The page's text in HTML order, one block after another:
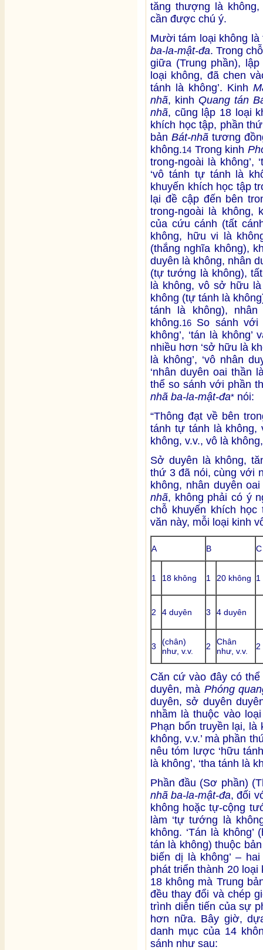
tăng thượng là không,
cần được chú ý.
Mười tám loại không
ba-la-mật-đa. Trong
giữa (Trung phần),
loại không, đã chen
tánh là không’. Kinh
nhã, kinh Quang tán
nhã, cũng lập 18 loại
khích học tập, phần
bảnBát-nhã tương
không.14 Trong kinh
trong-ngoài là không’,
‘vô tánh tự tánh là
khuyến khích học tập
lại đề cập đến bên
trong-ngoài là không,
của cứu cánh (tất
không, hữu vi là
(thắng nghĩa không),
duyên là không, nhân
(tự tướng là không),
là không, vô sở hữu
không (tự tánh là
tánh là không),
không.16 So sánh với
không’, ‘tán là
nhiều hơn ‘sở hữu là
là không’, ‘vô nhân
‘nhân duyên oai thần
thể so sánh với phần
nhã ba-la-mật-đa* nói:
“Thông đạt về bên
tánh tự tánh là không,
không, v.v., vô là không,
Sở duyên là không,
thứ 3 đã nói, cùng với
không, nhân duyên
nhã, không phải có ý
chỗ khuyến khích
văn này, mỗi loại kinh
A B C
1 18 không 1 20 không 1
2 4 duyên 3 4 duyên
3
(chân)
như, v.v.
2
Chân
như, v.v.
2
Căn cứ vào đây có
duyên, mà Phóng
duyên, sở duyên
nhầm là thuộc vào
Phạn bổn truyền lại, là
không, v.v.’ mà phần
nêu tóm lược ‘hữu
là không’, ‘tha tánh là
Phần đầu (Sơ phần)
nhã ba-la-mật-đa, đối
không hoặc tự-cộng
làm ‘tự tướng là
không. ‘Tán là
tán là không) thuộc bản
biến dị là không’ –
phát triển thành 20 loại
18 không mà Trung
đều thay đổi và chép
trình diễn tiến của sự
hơn nữa. Bây giờ,
danh mục của 14
sánh như sau: